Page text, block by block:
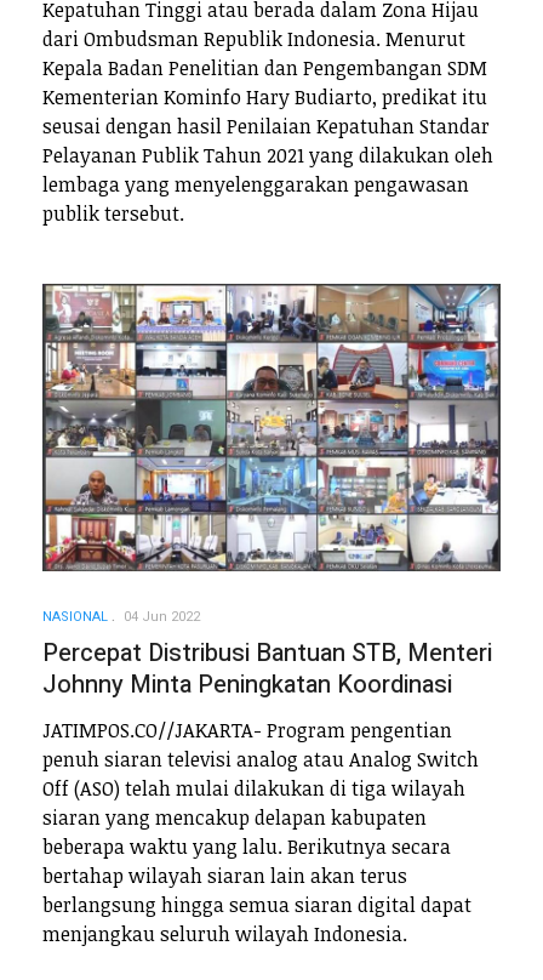
Kepatuhan Tinggi atau berada dalam Zona Hijau
dari Ombudsman Republik Indonesia. Menurut
Kepala Badan Penelitian dan Pengembangan SDM
Kementerian Kominfo Hary Budiarto, predikat itu
seusai dengan hasil Penilaian Kepatuhan Standar
Pelayanan Publik Tahun 2021 yang dilakukan oleh
lembaga yang menyelenggarakan pengawasan
publik tersebut.
NASIONAL 04 Jun 2022
Percepat Distribusi Bantuan STB, Menteri
Johnny Minta Peningkatan Koordinasi
JATIMPOS.CO//JAKARTA- Program pengentian
penuh siaran televisi analog atau Analog Switch
Off (ASO) telah mulai dilakukan di tiga wilayah
siaran yang mencakup delapan kabupaten
beberapa waktu yang lalu. Berikutnya secara
bertahap wilayah siaran lain akan terus
berlangsung hingga semua siaran digital dapat
menjangkau seluruh wilayah Indonesia.